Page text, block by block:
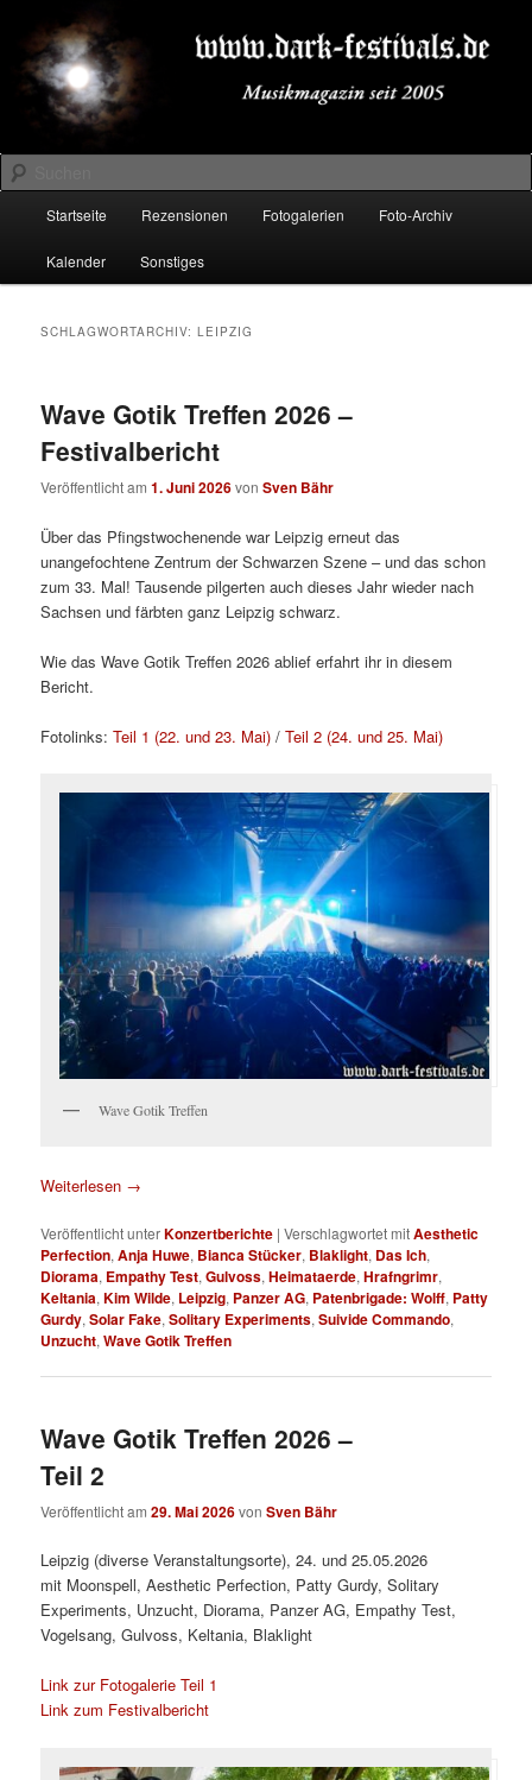
primären
Inhalt
springen
sekundären
Inhalt
springenDARK-FESTIVALS.DE
Suchen
Startseite Rezensionen Fotogalerien Foto-Archiv
Kalender Sonstiges
SCHLAGWORTARCHIV:LEIPZIG
Wave Gotik Treffen 2026 –
Festivalbericht
Veröffentlicht am1. Juni 2026vonSven Bähr
Über das Pfingstwochenende war Leipzig erneut das
unangefochtene Zentrum der Schwarzen Szene – und das schon
zum 33. Mal! Tausende pilgerten auch dieses Jahr wieder nach
Sachsen und färbten ganz Leipzig schwarz.
Wie das Wave Gotik Treffen 2026 ablief erfahrt ihr in diesem
Bericht.
Fotolinks:Teil 1 (22. und 23. Mai) /Teil 2 (24. und 25. Mai)
Wave Gotik Treffen
Weiterlesen →
Veröffentlicht unterKonzertberichte |Verschlagwortet mitAesthetic
Perfection,Anja Huwe, Bianca Stücker, Blaklight, Das Ich,
Diorama, Empathy Test,Gulvoss,Heimataerde,Hrafngrimr,
Keltania,Kim Wilde, Leipzig, Panzer AG, Patenbrigade: Wolff, Patty
Gurdy,Solar Fake,Solitary Experiments,Suivide Commando,
Unzucht,Wave Gotik Treffen
Wave Gotik Treffen 2026 –
Teil 2
Veröffentlicht am29. Mai 2026vonSven Bähr
Leipzig (diverse Veranstaltungsorte), 24. und 25.05.2026
mit Moonspell, Aesthetic Perfection, Patty Gurdy, Solitary
Experiments, Unzucht, Diorama, Panzer AG, Empathy Test,
Vogelsang, Gulvoss, Keltania, Blaklight
Link zur Fotogalerie Teil 1
Link zum Festivalbericht